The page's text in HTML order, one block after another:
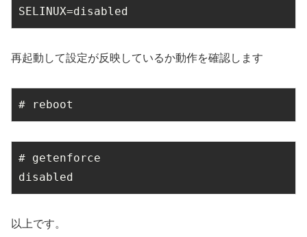
SELINUX=disabled
再起動して設定が反映しているか動作を確認します
# reboot
# getenforce
disabled
以上です。